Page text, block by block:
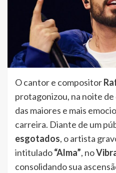
O cantor e compositor
protagonizou, na noite
das maiores e mais
carreira. Diante de um
esgotados, o artista
intitulado“Alma”, no
consolidando sua